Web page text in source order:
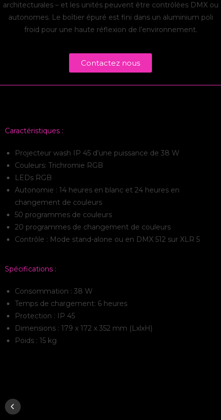
architecturales – et les unités peuvent être contrôlées DMX ou
autonomes. Le boîtier épuré est fini dans un aluminium poli
froid pour une haute réflexion de l’environnement.
Contactez nous
Caractéristiques :
Projecteur wash IP 45 d’une puissance de 38 W
Couleurs: Trichromie RGB
LEDs RGB
Autonomie : 14 heures en blanc et 24 heures en
changement de couleurs
50 programmes de couleurs
20 programmes de changement de couleurs
Contrôle : Mode stand-alone ou en DMX 512 sur XLR 5
Spécifications :
Consommation : 38 W
Temps de chargement: 6 heures
Protection : IP 45
Dimensions : 179 x 172 x 352 mm (LxlxH)
Poids : 15 kg